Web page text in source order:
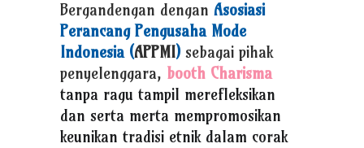
Bergandengan dengan Asosiasi
Perancang Pengusaha Mode
Indonesia (APPMI) sebagai pihak
penyelenggara, booth Charisma
tanpa ragu tampil merefleksikan
dan serta merta mempromosikan
keunikan tradisi etnik dalam corak